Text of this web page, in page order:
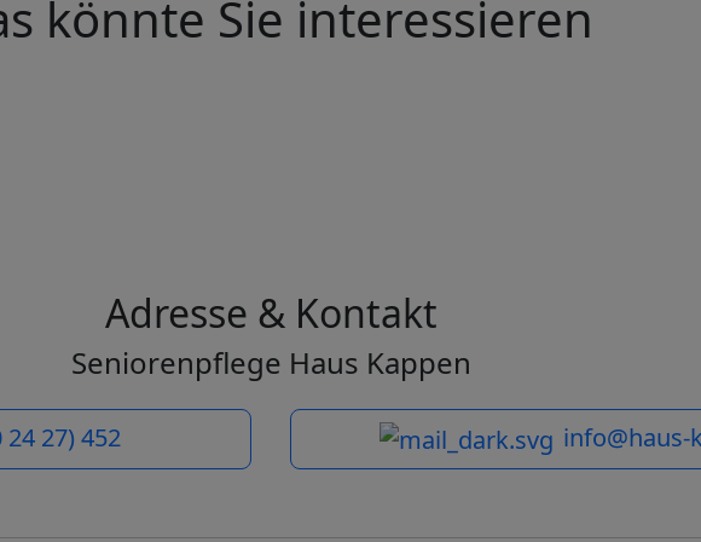
könnte Sie interessieren
Adresse & Kontakt
Seniorenpflege Haus Kappen
24 27) 452 info@haus-